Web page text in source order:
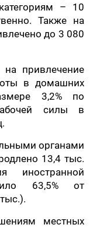
– 10
Также на
до 3 080
привлечение
в домашних
3,2% по
силы в
органами
13,4 тыс.
иностранной
63,5% от
местных